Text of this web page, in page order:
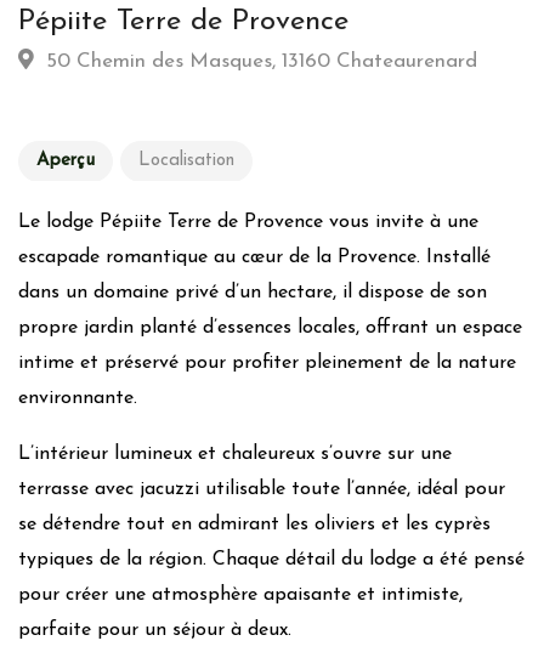
Habitation
Commune :
Emplacement :
Campagne
Energie
Panneaux photovoltaïques
Utilisation de lampes à économie d’énergie/led
Chauffage : Gaz-bois-Clim réversible
Isolation :
Norme RE 2020 Maison BEPOS
Gestion quotidienne
Utilisation produits bio
Pépiite Terre de Provence
50 Chemin des Masques, 13160 Chateaurenard
Aperçu Localisation
Le lodge Pépiite Terre de Provence vous invite à une
escapade romantique au cœur de la Provence. Installé
dans un domaine privé d’un hectare, il dispose de son
propre jardin planté d’essences locales, offrant un espace
intime et préservé pour profiter pleinement de la nature
environnante.
L’intérieur lumineux et chaleureux s’ouvre sur une
terrasse avec jacuzzi utilisable toute l’année, idéal pour
se détendre tout en admirant les oliviers et les cyprès
typiques de la région. Chaque détail du lodge a été pensé
pour créer une atmosphère apaisante et intimiste,
parfaite pour un séjour à deux.